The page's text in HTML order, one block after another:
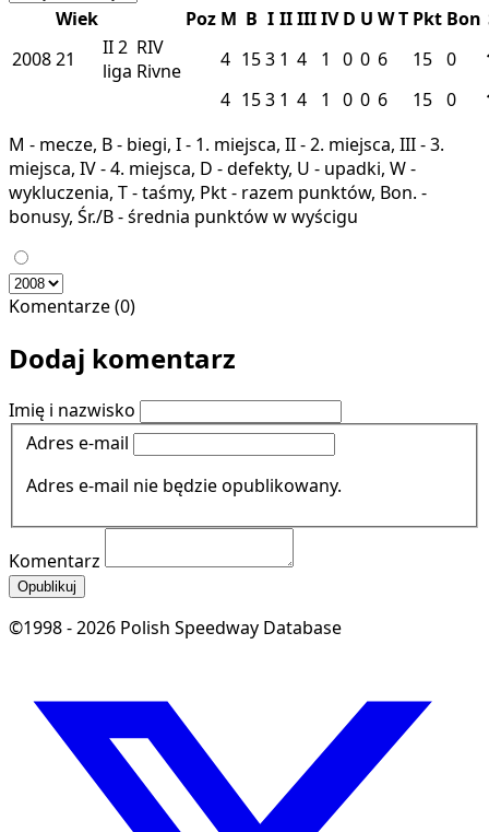
Wiek Poz M B I IIIIIIV D U WT Pkt Bon
200821 II2
liga
RIV
Rivne
4 153 1 4 1 0 0 6 15 0
4 153 1 4 1 0 0 6 15 0
M - mecze, B - biegi, I - 1. miejsca, II - 2. miejsca, III - 3.
miejsca, IV - 4. miejsca, D - defekty, U - upadki, W -
wykluczenia, T - taśmy, Pkt - razem punktów, Bon. -
bonusy, Śr./B - średnia punktów w wyścigu
Komentarze (0)
Dodaj komentarz
Imię i nazwisko
Adres e-mail
Adres e-mail nie będzie opublikowany.
Komentarz
Opublikuj
©1998 - 2026 Polish Speedway Database